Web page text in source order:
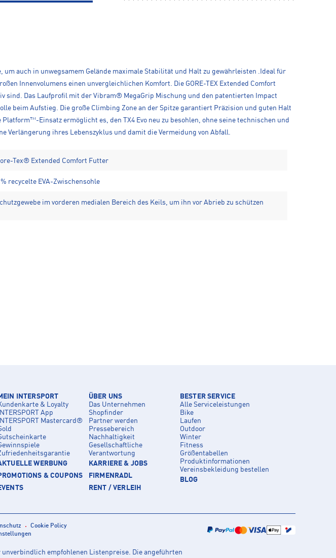
auch in unwegsamem Gelände maximale Stabilität und Halt zu gewährleisten .Ideal für
Innenvolumens einen unvergleichlichen Komfort. Die GORE-TEX Extended Comfort
sind. Das Laufprofil mit der Vibram® MegaGrip Mischung und den patentierten Impact
beim Aufstieg. Die große Climbing Zone an der Spitze garantiert Präzision und guten Halt
Einsatz ermöglicht es, den TX4 Evo neu zu besohlen, ohne seine technischen und
Verlängerung ihres Lebenszyklus und damit die Vermeidung von Abfall.
Tex® Extended Comfort Futter
% recycelte EVA-Zwischensohle
im vorderen medialen Bereich des Keils, um ihn vor Abrieb zu schützen
INTERSPORT
& Loyalty
INTERSPORT App
INTERSPORT Mastercard®
WERBUNG
& COUPONS
ÜBER UNS
Das Unternehmen
Shopfinder
Partner werden
Pressebereich
Nachhaltigkeit
Gesellschaftliche
Verantwortung
KARRIERE & JOBS
FIRMENRADL
RENT / VERLEIH
BESTER SERVICE
Alle Serviceleistungen
Bike
Laufen
Outdoor
Winter
Fitness
Größentabellen
Produktinformationen
Vereinsbekleidung bestellen
BLOG
Cookie Policy
empfohlenen Listenpreise. Die angeführten